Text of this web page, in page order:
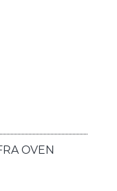
OVEN